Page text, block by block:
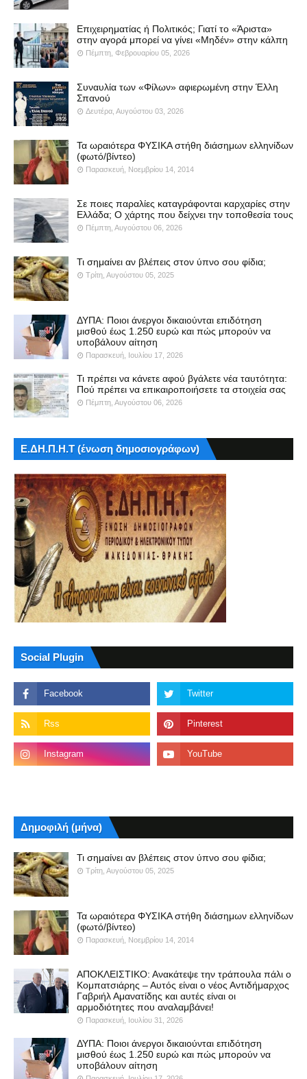
Επιχειρηματίας ή Πολιτικός; Γιατί το «Άριστα»
στην αγορά μπορεί να γίνει «Μηδέν» στην κάλπη
Πέμπτη, Φεβρουαρίου 05, 2026
Συναυλία των «Φίλων» αφιερωμένη στην Έλλη
Σπανού
Δευτέρα, Αυγούστου 03, 2026
Τα ωραιότερα ΦΥΣΙΚΑ στήθη διάσημων ελληνίδων
(φωτό/βίντεο)
Παρασκευή, Νοεμβρίου 14, 2014
Σε ποιες παραλίες καταγράφονται καρχαρίες στην
Ελλάδα; Ο χάρτης που δείχνει την τοποθεσία τους
Πέμπτη, Αυγούστου 06, 2026
Τι σημαίνει αν βλέπεις στον ύπνο σου φίδια;
Τρίτη, Αυγούστου 05, 2025
ΔΥΠΑ: Ποιοι άνεργοι δικαιούνται επιδότηση
μισθού έως 1.250 ευρώ και πώς μπορούν να
υποβάλουν αίτηση
Παρασκευή, Ιουλίου 17, 2026
Τι πρέπει να κάνετε αφού βγάλετε νέα ταυτότητα:
Πού πρέπει να επικαιροποιήσετε τα στοιχεία σας
Πέμπτη, Αυγούστου 06, 2026
Ε.ΔΗ.Π.Η.Τ (ένωση δημοσιογράφων)
Social Plugin
Δημοφιλή (μήνα)
Τι σημαίνει αν βλέπεις στον ύπνο σου φίδια;
Τρίτη, Αυγούστου 05, 2025
Τα ωραιότερα ΦΥΣΙΚΑ στήθη διάσημων ελληνίδων
(φωτό/βίντεο)
Παρασκευή, Νοεμβρίου 14, 2014
ΑΠΟΚΛΕΙΣΤΙΚΟ: Ανακάτεψε την τράπουλα πάλι ο
Κομπατσιάρης – Αυτός είναι ο νέος Αντιδήμαρχος
Γαβριήλ Αμανατίδης και αυτές είναι οι
αρμοδιότητες που αναλαμβάνει!
Παρασκευή, Ιουλίου 31, 2026
ΔΥΠΑ: Ποιοι άνεργοι δικαιούνται επιδότηση
μισθού έως 1.250 ευρώ και πώς μπορούν να
υποβάλουν αίτηση